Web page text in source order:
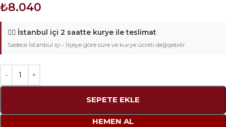
₺8.040
🚴‍♂️ İstanbul içi 2 saatte kurye ile teslimat
Sadece İstanbul içi • İlçeye göre süre ve kurye ücreti değişebilir
SEPETE EKLE
HEMEN AL